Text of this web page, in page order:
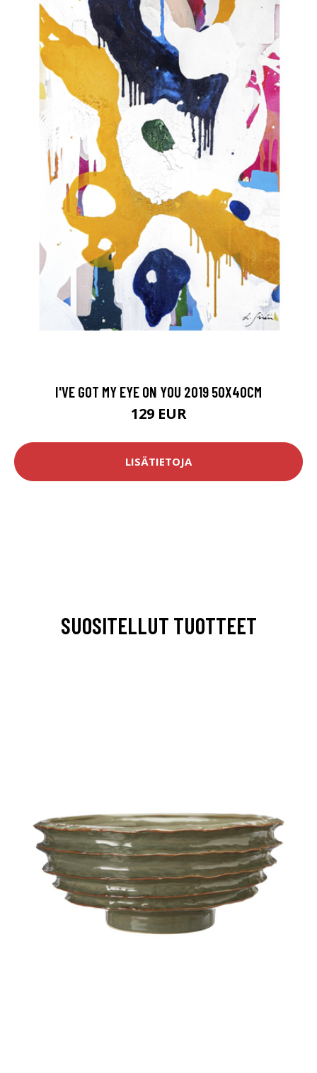
I'VE GOT MY EYE ON YOU 2019 50X40CM
129 EUR
LISÄTIETOJA
SUOSITELLUT TUOTTEET